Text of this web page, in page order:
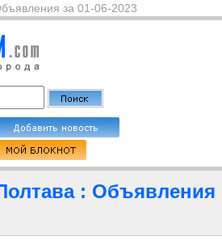
за 01-06-2023
: Объявления